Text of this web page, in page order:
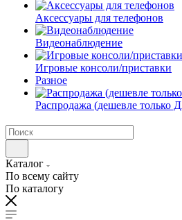
Аксессуары для телефонов
Видеонаблюдение
Игровые консоли/приставки
Разное
Распродажа (дешевле
Каталог
По всему сайту
По каталогу